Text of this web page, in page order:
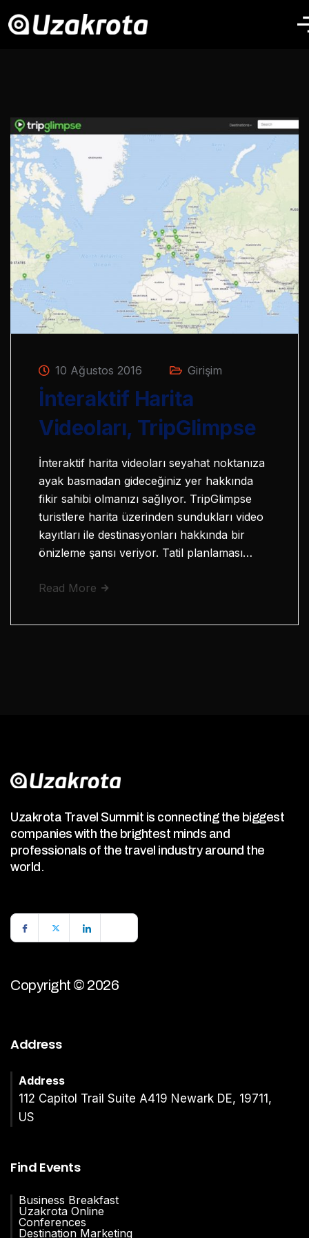
10 Ağustos 2016 Girişim
İnteraktif Harita
Videoları, TripGlimpse
İnteraktif harita videoları seyahat noktanıza
ayak basmadan gideceğiniz yer hakkında
fikir sahibi olmanızı sağlıyor. TripGlimpse
turistlere harita üzerinden sundukları video
kayıtları ile destinasyonları hakkında bir
önizleme şansı veriyor. Tatil planlaması…
Read More
Uzakrota Travel Summit is connecting the biggest
companies with the brightest minds and
professionals of the travel industry around the
world.
Copyright © 2026
Address
Address
112 Capitol Trail Suite A419 Newark DE, 19711,
US
Find Events
Business Breakfast
Uzakrota Online
Conferences
Destination Marketing